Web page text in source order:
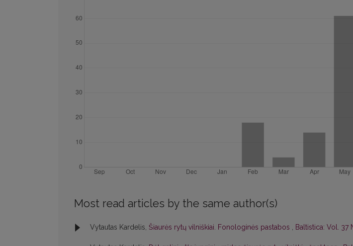
Most read articles by the same author(s)
Vytautas Kardelis, Šiaurės rytų vilniškiai. Fonologinės pastabos , Baltistica: Vol. 37